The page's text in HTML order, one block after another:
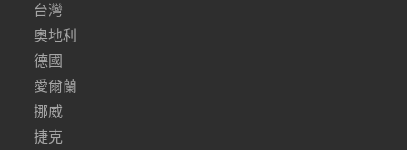
台灣
奧地利
德國
愛爾蘭
挪威
捷克